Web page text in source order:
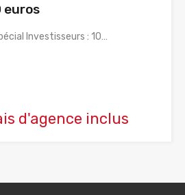
euros
Investisseurs : 10…
d'agence inclus